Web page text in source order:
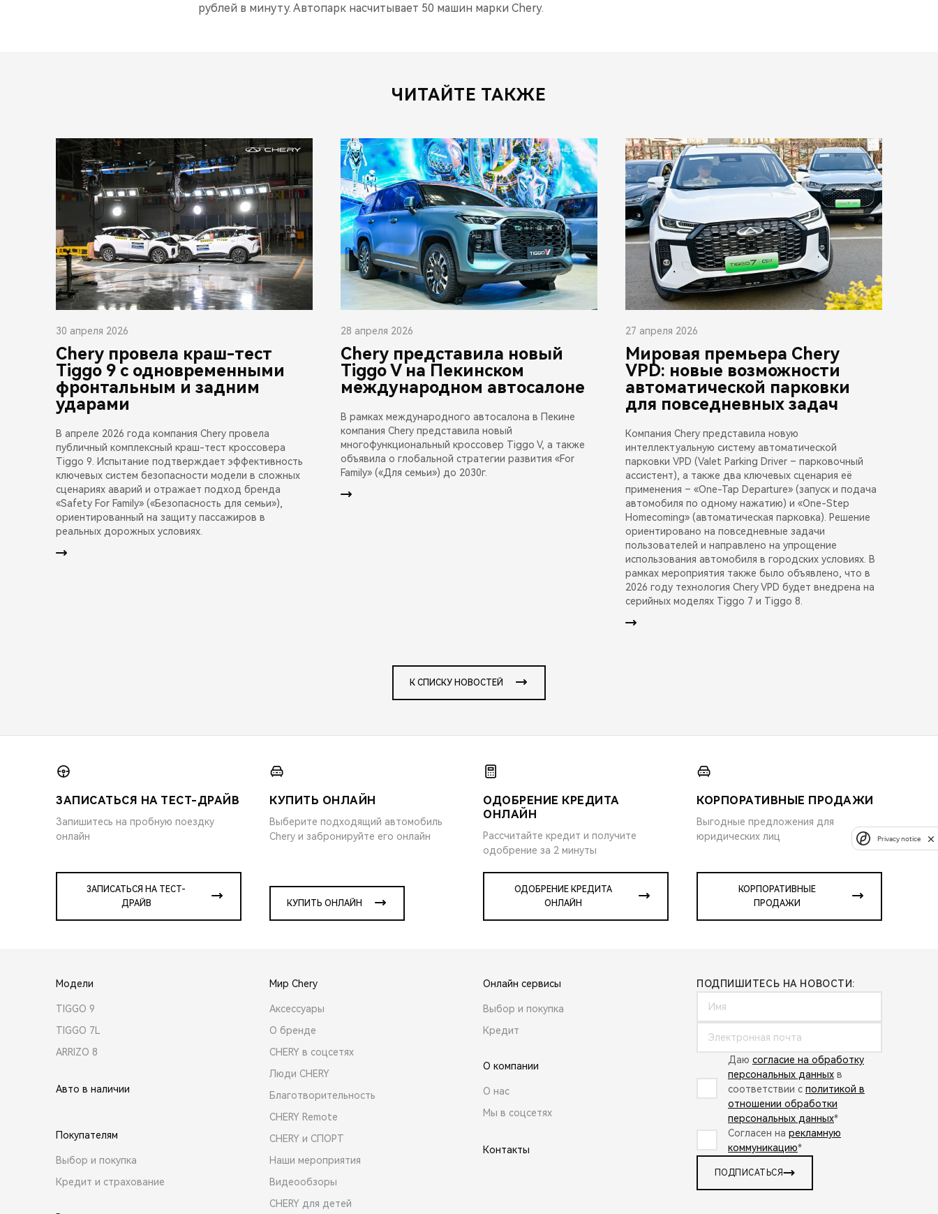
рублей в минуту. Автопарк насчитывает 50 машин марки Chery.
ЧИТАЙТЕ ТАКЖЕ
30 апреля 2026
Chery провела краш-тест
Tiggo 9 с одновременными
фронтальным и задним
ударами
В апреле 2026 года компания Chery провела
публичный комплексный краш-тест кроссовера
Tiggo 9. Испытание подтверждает эффективность
ключевых систем безопасности модели в сложных
сценариях аварий и отражает подход бренда
«Safety For Family» («Безопасность для семьи»),
ориентированный на защиту пассажиров в
реальных дорожных условиях.
28 апреля 2026
Chery представила новый
Tiggo V на Пекинском
международном автосалоне
В рамках международного автосалона в Пекине
компания Chery представила новый
многофункциональный кроссовер Tiggo V, а также
объявила о глобальной стратегии развития «For
Family» («Для семьи») до 2030г.
27 апреля 2026
Мировая премьера Chery
VPD: новые возможности
автоматической парковки
для повседневных задач
Компания Chery представила новую
интеллектуальную систему автоматической
парковки VPD (Valet Parking Driver – парковочный
ассистент), а также два ключевых сценария её
применения – «One-Tap Departure» (запуск и подача
автомобиля по одному нажатию) и «One-Step
Homecoming» (автоматическая парковка). Решение
ориентировано на повседневные задачи
пользователей и направлено на упрощение
использования автомобиля в городских условиях. В
рамках мероприятия также было объявлено, что в
2026 году технология Chery VPD будет внедрена на
серийных моделях Tiggo 7 и Tiggo 8.
К СПИСКУ НОВОСТЕЙ
ЗАПИСАТЬСЯ НА ТЕСТ-ДРАЙВ
Запишитесь на пробную поездку
онлайн
ЗАПИСАТЬСЯ НА ТЕСТ-
ДРАЙВ
КУПИТЬ ОНЛАЙН
Выберите подходящий автомобиль
Chery и забронируйте его онлайн
КУПИТЬ ОНЛАЙН
ОДОБРЕНИЕ КРЕДИТА
ОНЛАЙН
Рассчитайте кредит и получите
одобрение за 2 минуты
ОДОБРЕНИЕ КРЕДИТА
ОНЛАЙН
КОРПОРАТИВНЫЕ ПРОДАЖИ
Выгодные предложения для
юридических лиц
КОРПОРАТИВНЫЕ
ПРОДАЖИ
Модели
TIGGO 9
TIGGO 7L
ARRIZO 8
Авто в наличии
Покупателям
Выбор и покупка
Кредит и страхование
Мир Chery
Аксессуары
О бренде
CHERY в соцсетях
Люди CHERY
Благотворительность
CHERY Remote
CHERY и СПОРТ
Наши мероприятия
Видеообзоры
CHERY для детей
Онлайн сервисы
Выбор и покупка
Кредит
О компании
О нас
Мы в соцсетях
Контакты
ПОДПИШИТЕСЬ НА НОВОСТИ:
Даю согласие на обработку
персональных данных в
соответствии с политикой в
отношении обработки
персональных данных*
Согласен на рекламную
коммуникацию*
ПОДПИСАТЬСЯ
Privacy notice